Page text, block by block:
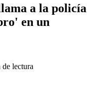
a la policía
en un
de lectura